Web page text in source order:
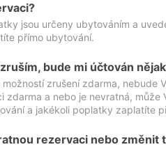
jsou určeny ubytováním a
přímo ubytování.
bude mi účtován
možností zrušení zdarma,
zdarma a nebo je nevratná,
a jakékoli poplatky zaplatíte
rezervaci nebo změnit